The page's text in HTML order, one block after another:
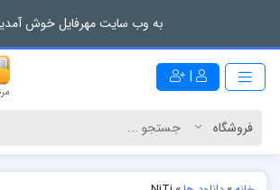
به وب سایت مهرفایل خوش
|